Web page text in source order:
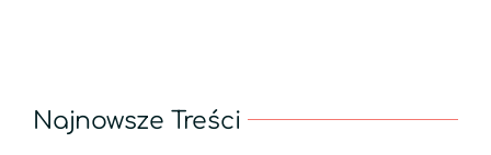
Najnowsze Treści